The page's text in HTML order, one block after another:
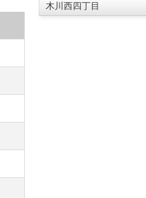
木川西四丁目